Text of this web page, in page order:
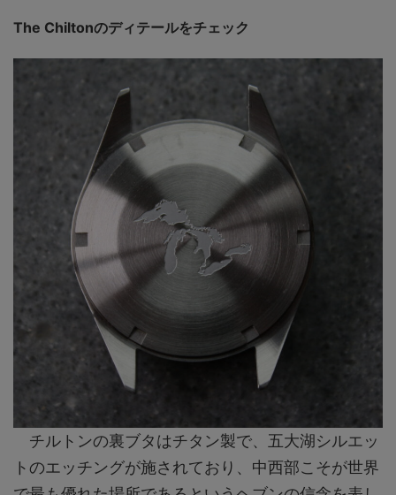
The Chiltonのディテールをチェック
チルトンの裏ブタはチタン製で、五大湖シルエッ
トのエッチングが施されており、中西部こそが世界